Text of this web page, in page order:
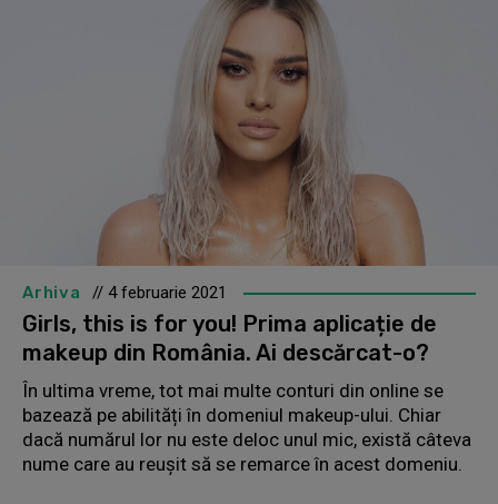
Arhiva // 4 februarie 2021
Girls, this is for you! Prima aplicație de
makeup din România. Ai descărcat-o?
În ultima vreme, tot mai multe conturi din online se
bazează pe abilități în domeniul makeup-ului. Chiar
dacă numărul lor nu este deloc unul mic, există câteva
nume care au reușit să se remarce în acest domeniu.